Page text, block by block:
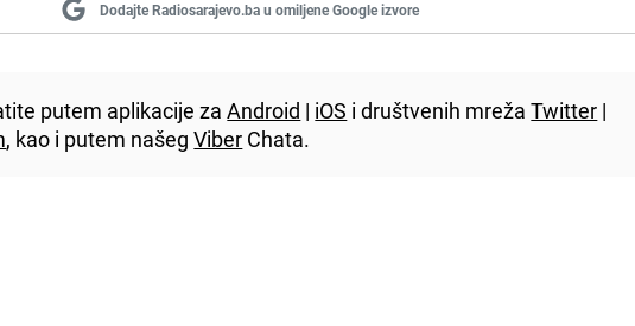
Dodajte Radiosarajevo.ba u omiljene Google izvore
putem aplikacije zaAndroid | iOS i društvenih mrežaTwitter |
, kao i putem našegViber Chata.